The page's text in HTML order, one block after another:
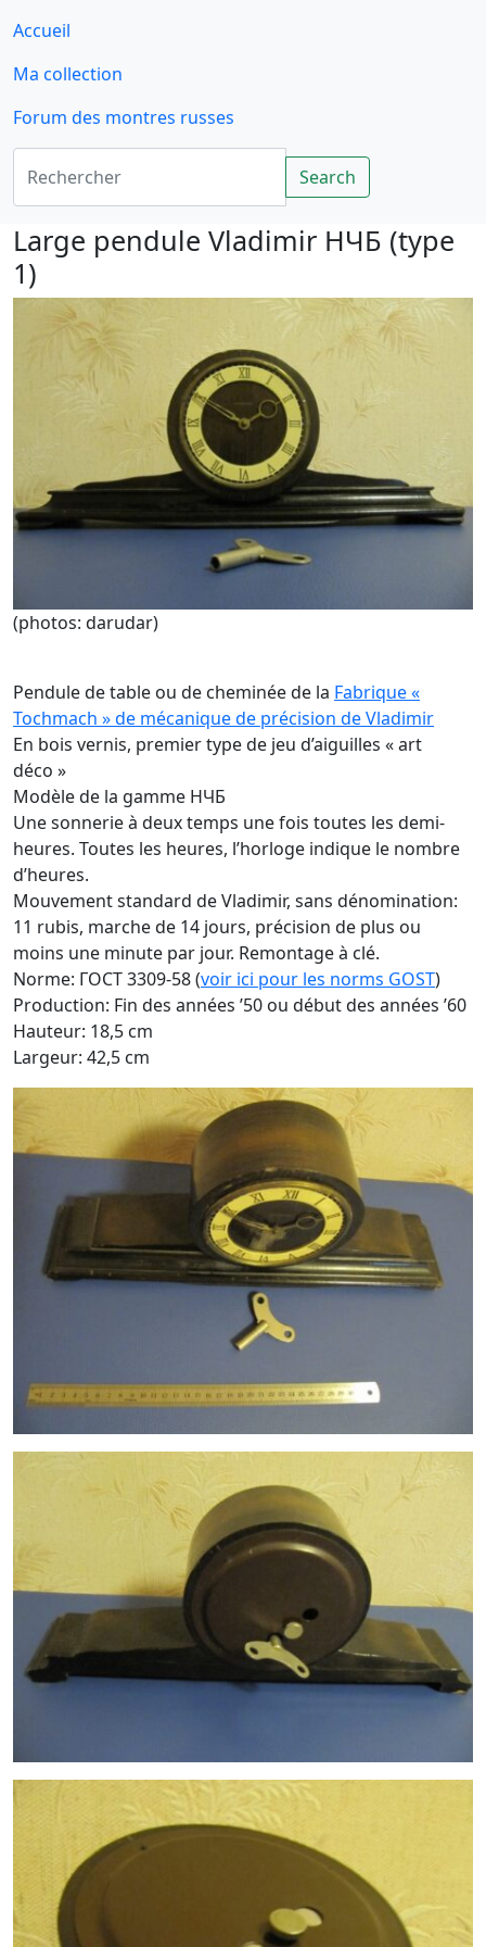
Accueil
Ma collection
Forum des montres russes
Rechercher
Search
Large pendule Vladimir НЧБ (type
1)
(photos: darudar)
Pendule de table ou de cheminée de la Fabrique «
Tochmach » de mécanique de précision de Vladimir
En bois vernis, premier type de jeu d’aiguilles « art
déco »
Modèle de la gamme НЧБ
Une sonnerie à deux temps une fois toutes les demi-
heures. Toutes les heures, l’horloge indique le nombre
d’heures.
Mouvement standard de Vladimir, sans dénomination:
11 rubis, marche de 14 jours, précision de plus ou
moins une minute par jour. Remontage à clé.
Norme: ГОСТ 3309-58 (voir ici pour les norms GOST)
Production: Fin des années ’50 ou début des années ’60
Hauteur: 18,5 cm
Largeur: 42,5 cm